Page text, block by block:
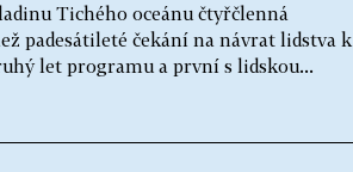
Tichého oceánu čtyřčlenná
padesátileté čekání na návrat lidstva k
let programu a první s lidskou...